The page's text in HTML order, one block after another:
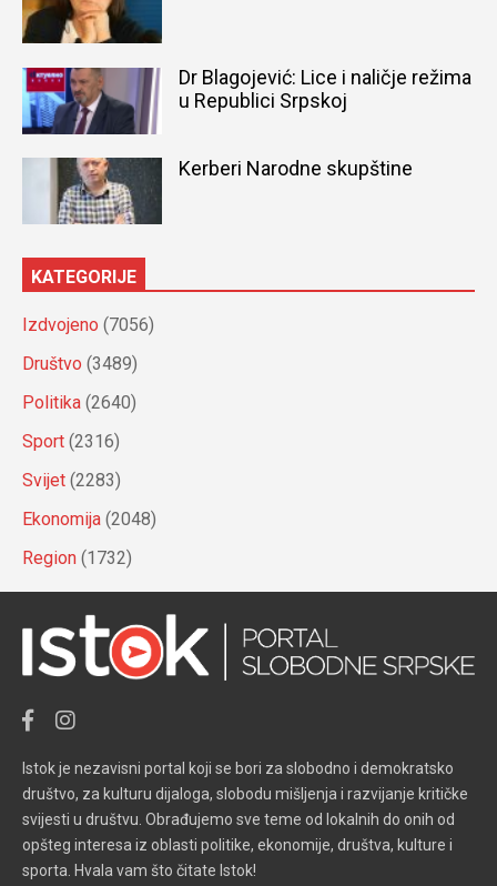
Dr Blagojević: Lice i naličje režima
u Republici Srpskoj
Kerberi Narodne skupštine
KATEGORIJE
Izdvojeno (7056)
Društvo (3489)
Politika (2640)
Sport (2316)
Svijet (2283)
Ekonomija (2048)
Region (1732)
Istok je nezavisni portal koji se bori za slobodno i demokratsko
društvo, za kulturu dijaloga, slobodu mišljenja i razvijanje kritičke
svijesti u društvu. Obrađujemo sve teme od lokalnih do onih od
opšteg interesa iz oblasti politike, ekonomije, društva, kulture i
sporta. Hvala vam što čitate Istok!